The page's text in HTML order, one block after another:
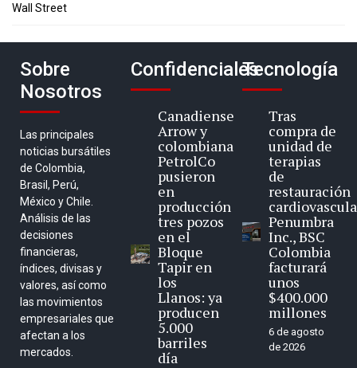
Wall Street
Sobre
Nosotros
Las principales
noticias bursátiles
de Colombia,
Brasil, Perú,
México y Chile.
Análisis de las
decisiones
financieras,
índices, divisas y
valores, así como
las movimientos
empresariales que
afectan a los
mercados.
Confidenciales
Canadiense
Arrow y
colombiana
PetrolCo
pusieron
en
producción
tres pozos
en el
Bloque
Tapir en
los
Llanos: ya
producen
5.000
barriles
día
Tecnología
Tras
compra de
unidad de
terapias
de
restauración
Penumbra
Inc., BSC
Colombia
facturará
unos
$400.000
millones
6 de agosto
de 2026